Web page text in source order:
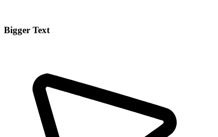
Bigger Text